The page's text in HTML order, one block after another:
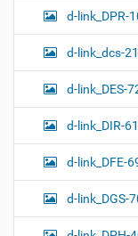
d-link_DPR-
d-link_dcs-
d-link_DES-
d-link_DIR-
d-link_DFE-
d-link_DGS-